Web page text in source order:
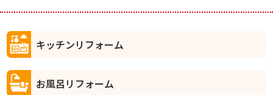
キッチンリフォーム
お風呂リフォーム